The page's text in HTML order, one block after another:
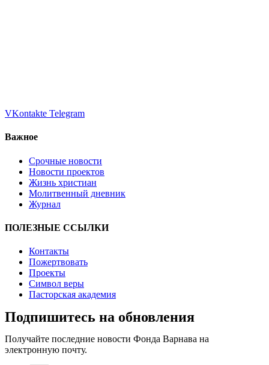
VKontakte Telegram
Важное
Срочные новости
Новости проектов
Жизнь христиан
Молитвенный дневник
Журнал
ПОЛЕЗНЫЕ ССЫЛКИ
Контакты
Пожертвовать
Проекты
Символ веры
Пасторская академия
Подпишитесь на обновления
Получайте последние новости Фонда Варнава на
электронную почту.